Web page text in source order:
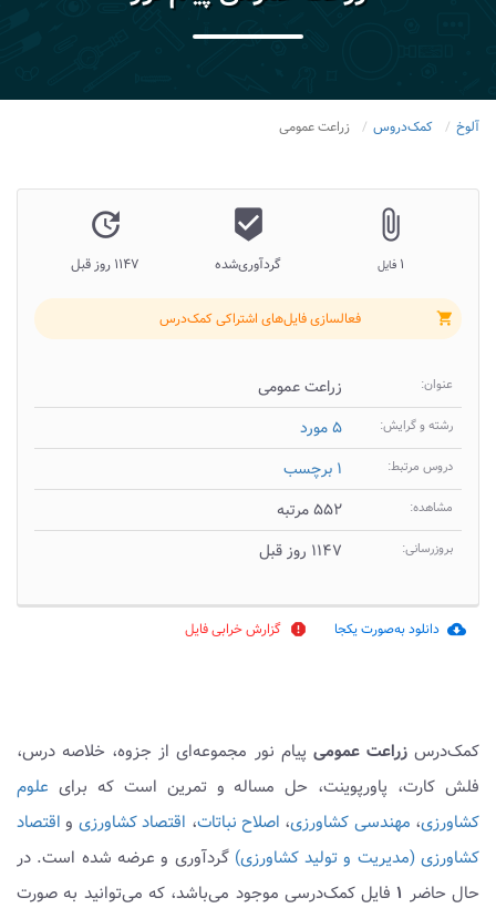
آلوخ کمک‌دروس زراعت عمومی
attach_file
۱ فایل
beenhere
گردآوری‌شده
update
۱۱۴۷ روز قبل
shopping_cart فعالسازی فایل‌های اشتراکی کمک‌درس
عنوان: زراعت عمومی
رشته و گرایش: ۵ مورد
دروس مرتبط: ۱ برچسب
مشاهده: ۵۵۲ مرتبه
بروزرسانی: ۱۱۴۷ روز قبل
cloud_download دانلود به‌صورت یکجا report گزارش خرابی فایل
کمک‌درسزراعت عمومی پیام نور مجموعه‌ای از جزوه، خلاصه درس،
فلش کارت، پاورپوینت، حل مساله و تمرین است که برای علوم
کشاورزی، مهندسی کشاورزی، اصلاح نباتات، اقتصاد کشاورزی و اقتصاد
کشاورزی (مدیریت و تولید کشاورزی) گردآوری و عرضه شده است. در
حال حاضر ۱فایل کمک‌درسی موجود می‌باشد، که می‌توانید به صورت